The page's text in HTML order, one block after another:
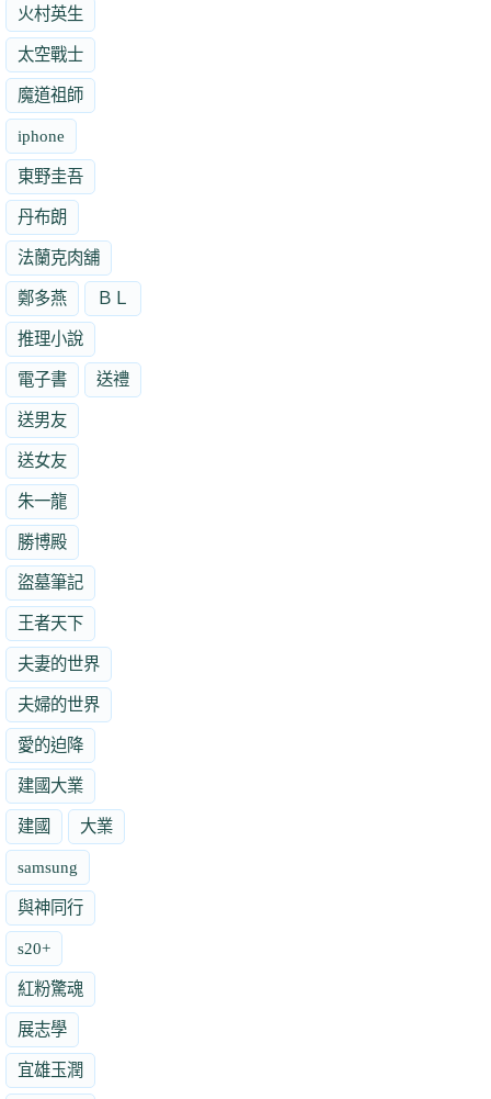
火村英生
太空戰士
魔道祖師
iphone
東野圭吾
丹布朗
法蘭克肉舖
鄭多燕 ＢＬ
推理小說
電子書 送禮
送男友
送女友
朱一龍
勝博殿
盜墓筆記
王者天下
夫妻的世界
夫婦的世界
愛的迫降
建國大業
建國 大業
samsung
與神同行
s20+
紅粉驚魂
展志學
宜雄玉潤